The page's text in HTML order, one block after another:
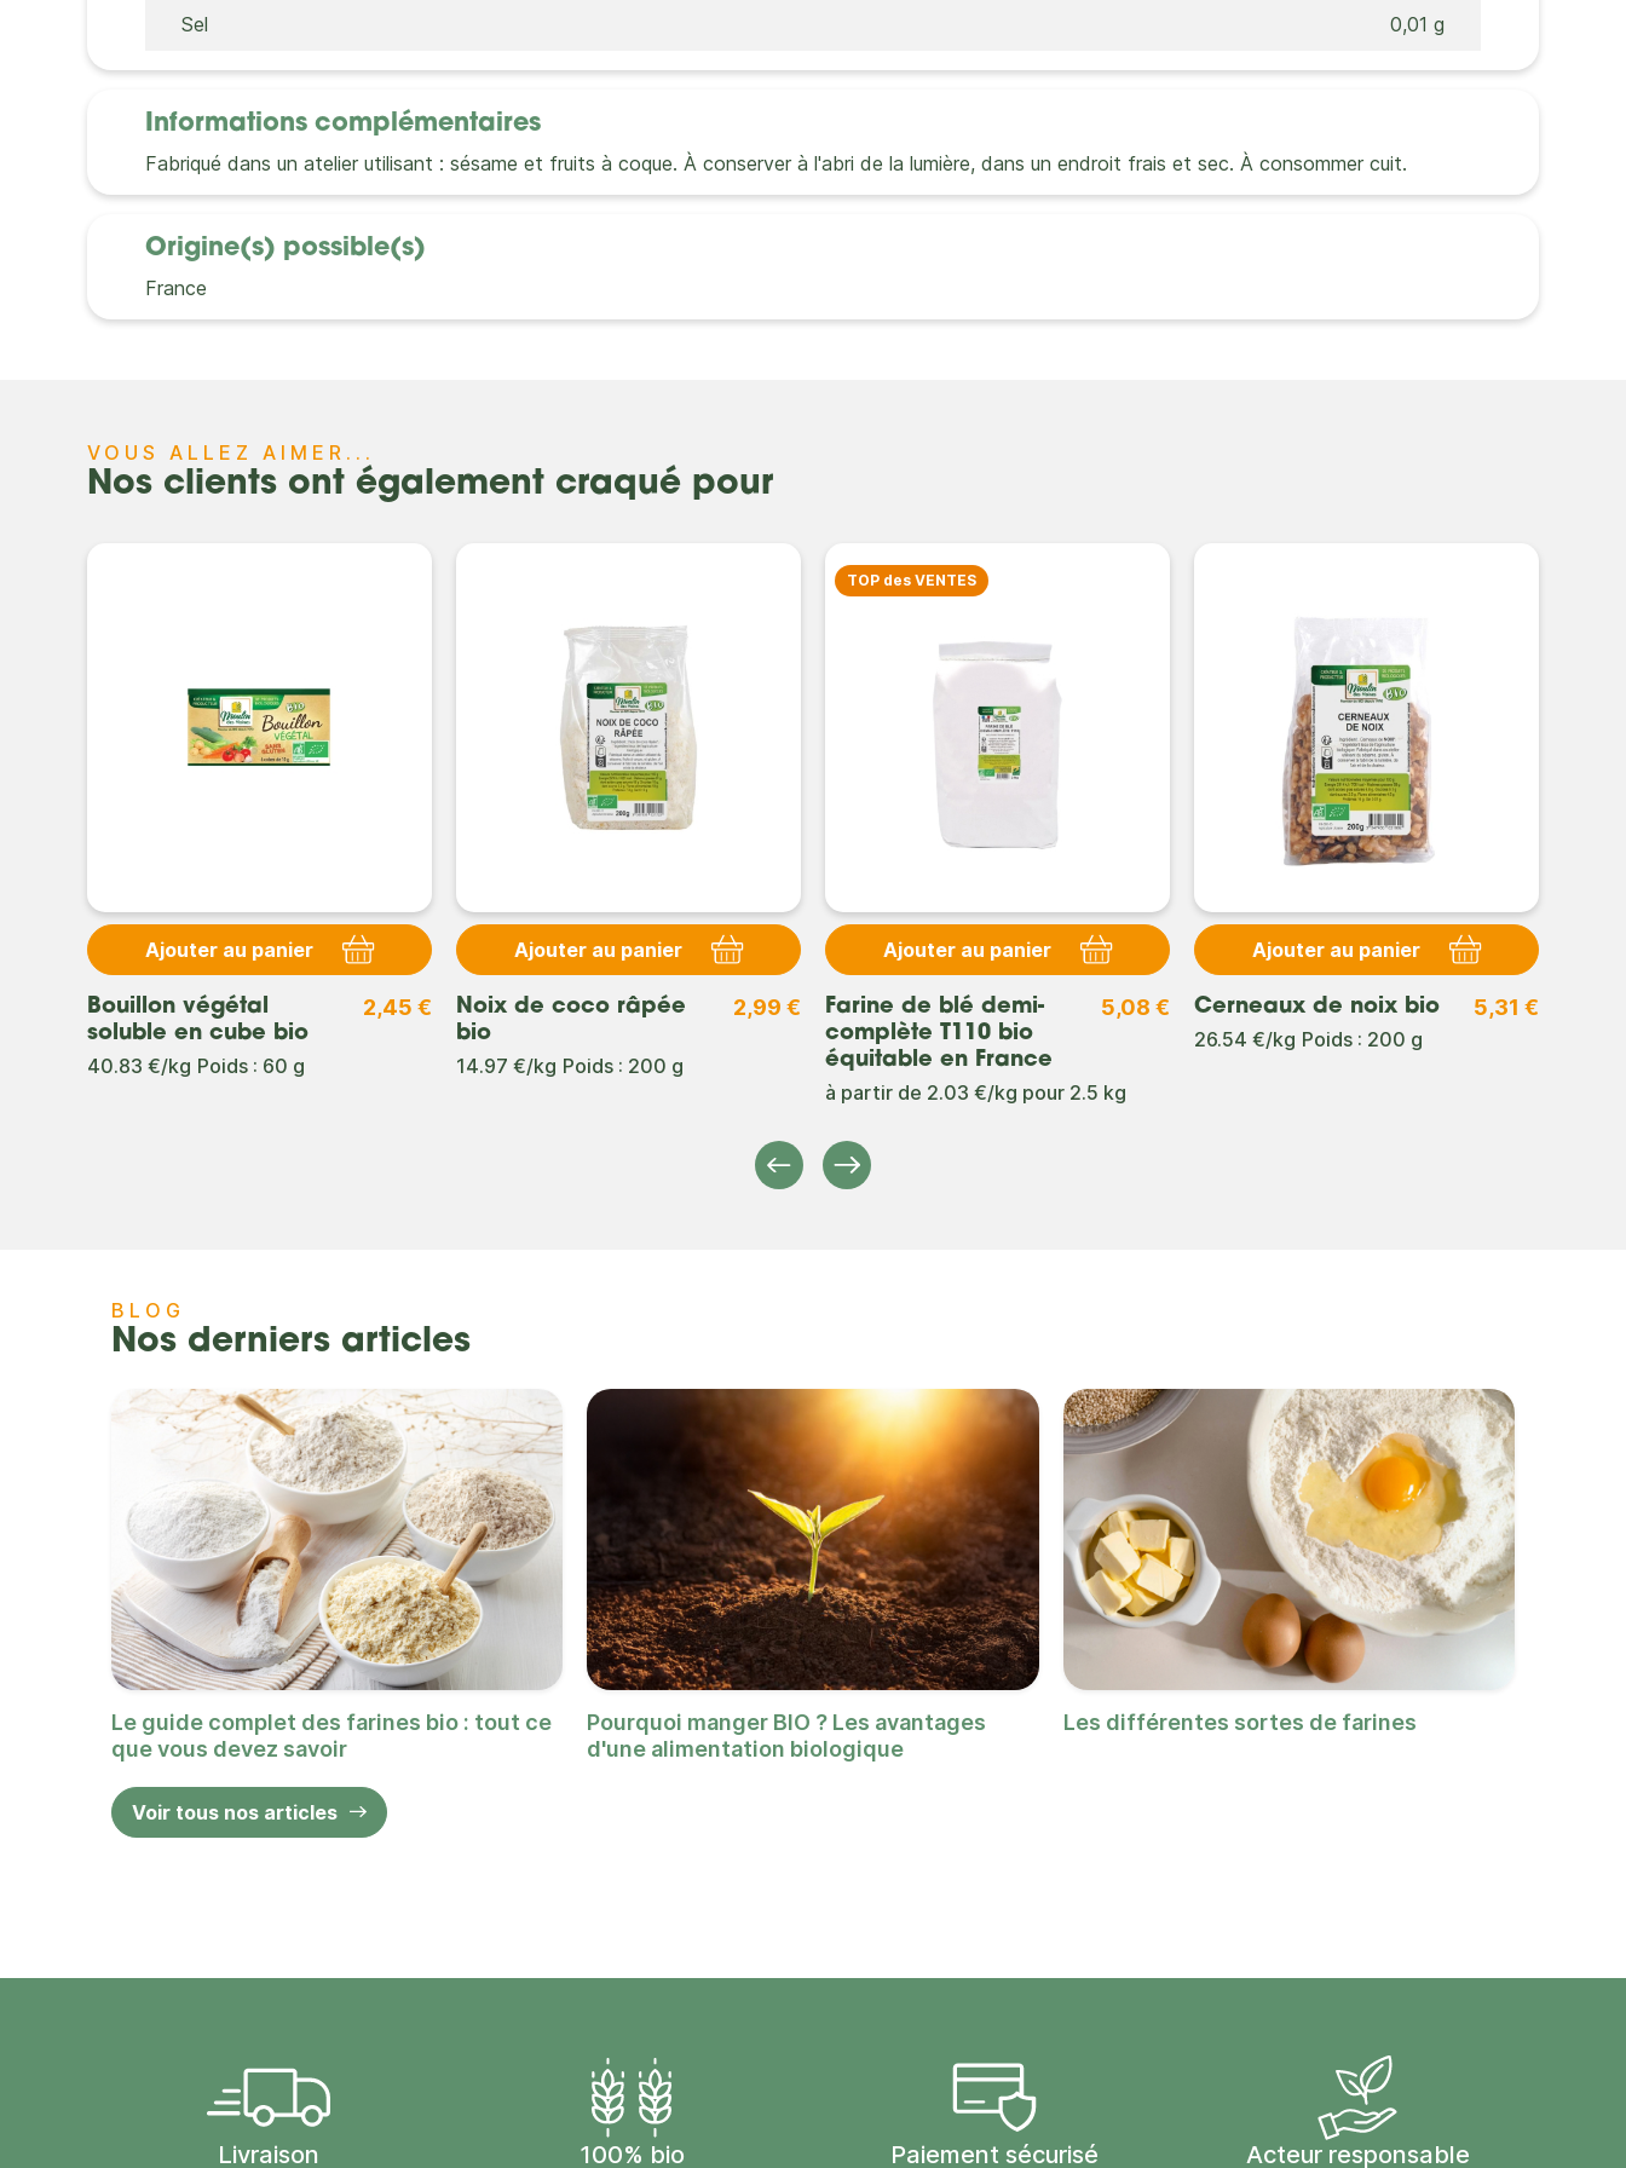
Sel 0,01 g
Informations complémentaires
Fabriqué dans un atelier utilisant : sésame et fruits à coque. À conserver à l'abri de la lumière, dans un endroit frais et sec. À consommer cuit.
Origine(s) possible(s)
France
VOUS ALLEZ AIMER...
Nos clients ont également craqué pour
Ajouter au panier
Bouillon végétal
soluble en cube bio
2,45 €
40.83 €/kg Poids : 60 g
Ajouter au panier
Noix de coco râpée
bio
2,99 €
14.97 €/kg Poids : 200 g
TOP des VENTES
Ajouter au panier
Farine de blé demi-
complète T110 bio
équitable en France
5,08 €
à partir de 2.03 €/kg pour 2.5 kg
Ajouter au panier
Cerneaux de noix bio 5,31 €
26.54 €/kg Poids : 200 g
PrécédentSuivant
BLOG
Nos derniers articles
Le guide complet des farines bio : tout ce
que vous devez savoir
Pourquoi manger BIO ? Les avantages
d'une alimentation biologique
Les différentes sortes de farines
Voir tous nos articles
Livraison 100% bio Paiement sécurisé Acteur responsable